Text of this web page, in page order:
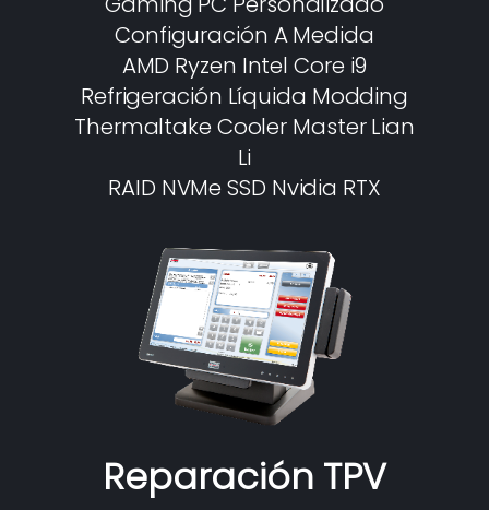
Configuración A Medida
AMD Ryzen Intel Core i9
Refrigeración Líquida Modding
Thermaltake Cooler Master Lian
Li
RAID NVMe SSD Nvidia RTX
Reparación TPV